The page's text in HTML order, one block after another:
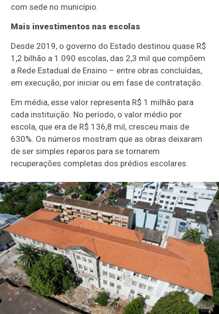
com sede no município.
Mais investimentos nas escolas
Desde 2019, o governo do Estado destinou quase R$
1,2 bilhão a 1.090 escolas, das 2,3 mil que compõem
a Rede Estadual de Ensino – entre obras concluídas,
em execução, por iniciar ou em fase de contratação.
Em média, esse valor representa R$ 1 milhão para
cada instituição. No período, o valor médio por
escola, que era de R$ 136,8 mil, cresceu mais de
630%. Os números mostram que as obras deixaram
de ser simples reparos para se tornarem
recuperações completas dos prédios escolares.